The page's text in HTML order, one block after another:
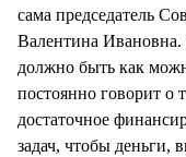
сама председатель
Валентина Ивановна.
должно быть как
постоянно говорит о
достаточное
задач, чтобы